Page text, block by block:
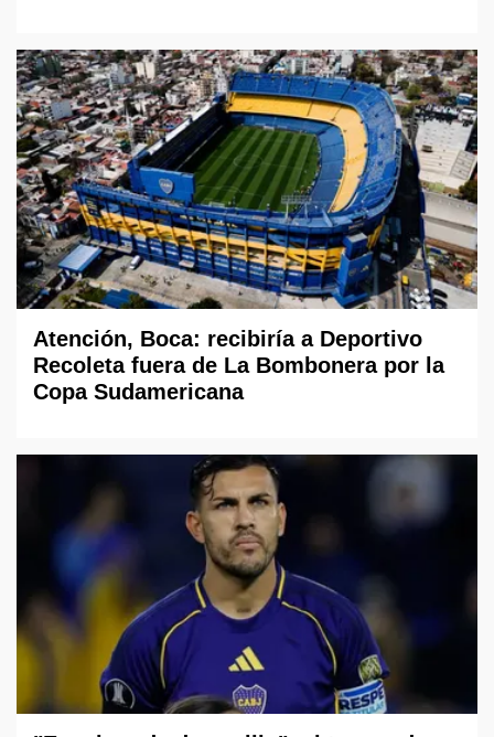
Atención, Boca: recibiría a Deportivo
Recoleta fuera de La Bombonera por la
Copa Sudamericana